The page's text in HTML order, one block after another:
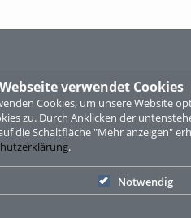
verwendet Cookies
Cookies, um unsere Website
zu. Durch Anklicken der
die Schaltfläche "Mehr anzeigen"
.
Notwendig